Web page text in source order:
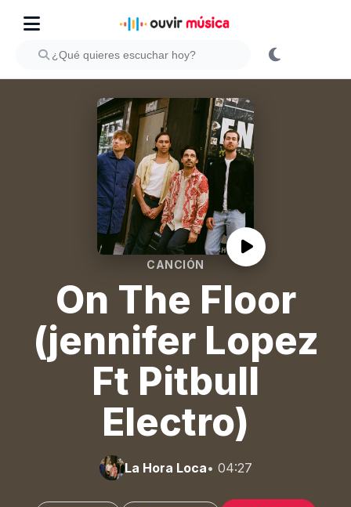
CANCIÓN
On The Floor
(jennifer Lopez
Ft Pitbull
Electro)
La Hora Loca• 04:27